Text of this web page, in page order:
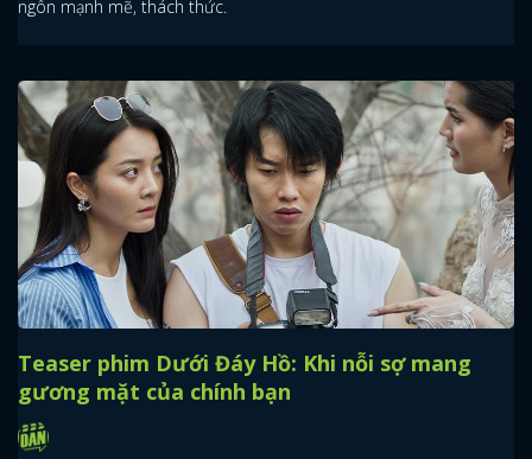
ngôn mạnh mẽ, thách thức.
Teaser phim Dưới Đáy Hồ: Khi nỗi sợ mang
gương mặt của chính bạn